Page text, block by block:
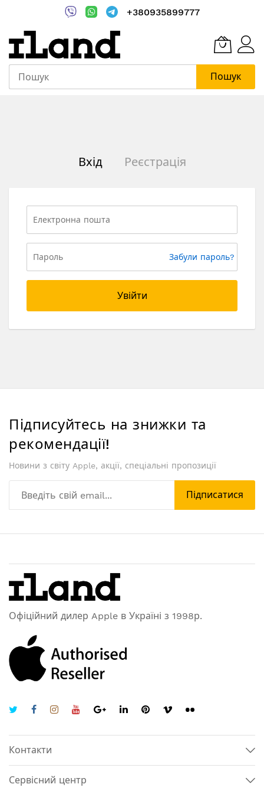
+380935899777
Пошук
Вхід Реєстрація
Забули пароль?
Увійти
Підписуйтесь на знижки та
рекомендації!
Новини з світу Apple, акції, спеціальні пропозиції
Підписатися
Офіційний дилер Apple в Україні з 1998р.
Контакти
Сервісний центр